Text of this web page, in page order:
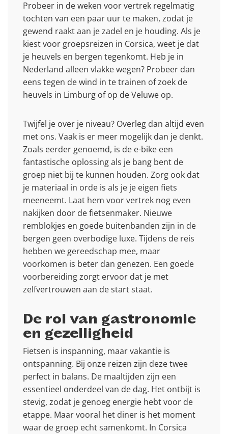
Probeer in de weken voor vertrek regelmatig
tochten van een paar uur te maken, zodat je
gewend raakt aan je zadel en je houding. Als je
kiest voor groepsreizen in Corsica, weet je dat
je heuvels en bergen tegenkomt. Heb je in
Nederland alleen vlakke wegen? Probeer dan
eens tegen de wind in te trainen of zoek de
heuvels in Limburg of op de Veluwe op.
Twijfel je over je niveau? Overleg dan altijd even
met ons. Vaak is er meer mogelijk dan je denkt.
Zoals eerder genoemd, is de e-bike een
fantastische oplossing als je bang bent de
groep niet bij te kunnen houden. Zorg ook dat
je materiaal in orde is als je je eigen fiets
meeneemt. Laat hem voor vertrek nog even
nakijken door de fietsenmaker. Nieuwe
remblokjes en goede buitenbanden zijn in de
bergen geen overbodige luxe. Tijdens de reis
hebben we gereedschap mee, maar
voorkomen is beter dan genezen. Een goede
voorbereiding zorgt ervoor dat je met
zelfvertrouwen aan de start staat.
De rol van gastronomie
en gezelligheid
Fietsen is inspanning, maar vakantie is
ontspanning. Bij onze reizen zijn deze twee
perfect in balans. De maaltijden zijn een
essentieel onderdeel van de dag. Het ontbijt is
stevig, zodat je genoeg energie hebt voor de
etappe. Maar vooral het diner is het moment
waar de groep echt samenkomt. In Corsica